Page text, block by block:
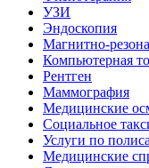
УЗИ
Эндоскопия
Магнитно-
Компьютерная
Рентген
Маммография
Медицинские
Социальное
Услуги по
Медицинские